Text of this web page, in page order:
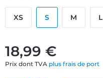
18,99 €
Prix dont TVA plus frais de port
XS S M L